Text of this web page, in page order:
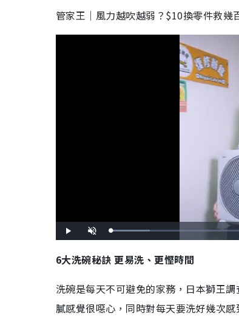
管家王｜風力越吹越弱？$10換零件救
l
n
t
e
L
e
d
.
8
%
6大洗碗秘訣 更易洗、更慳時間
洗碗是每天不可避免的家務，日本獅王
膩感覺很噁心，同時對每天要洗好幾次